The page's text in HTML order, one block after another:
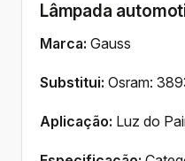
Lâmpada
Marca: Gauss
Substitui: Osram:
Aplicação: Luz do